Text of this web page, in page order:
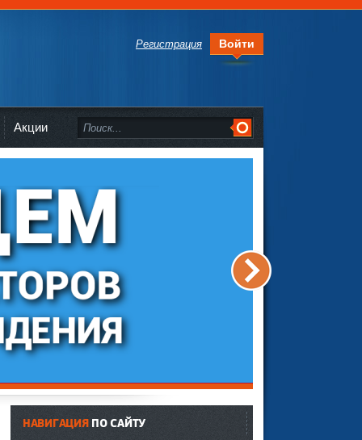
Регистрация Войти
Акции
НАВИГАЦИЯПО САЙТУ